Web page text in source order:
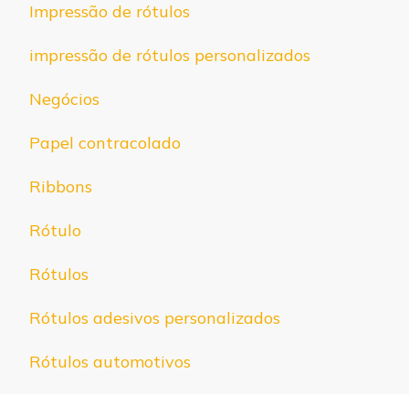
Impressão de rótulos
impressão de rótulos personalizados
Negócios
Papel contracolado
Ribbons
Rótulo
Rótulos
Rótulos adesivos personalizados
Rótulos automotivos